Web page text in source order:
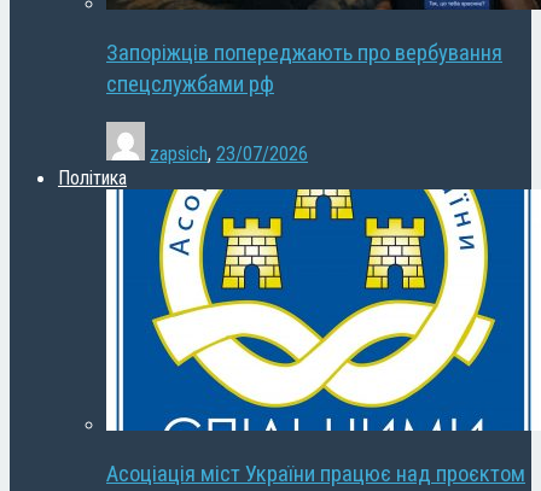
Запоріжців попереджають про вербування
спецслужбами рф
zapsich, 23/07/2026
Політика
Асоціація міст України працює над проєктом